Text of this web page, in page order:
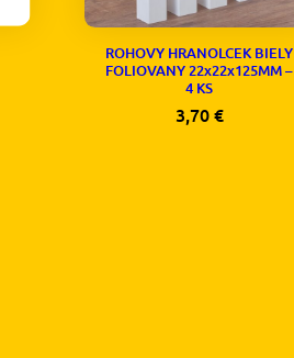
ROHOVY HRANOLCEK BIELY
FOLIOVANY 22x22x125MM –
4 KS
3,70 €